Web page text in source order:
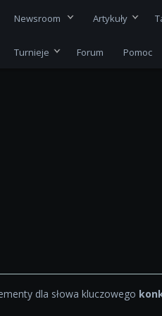
Newsroom Artykuły
Turnieje Forum Pomoc
dla słowa kluczowego